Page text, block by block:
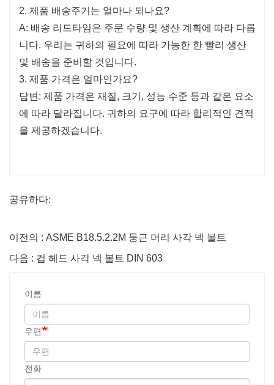
2. 제품 배송주기는 얼마나 되나요?
A: 배송 리드타임은 주문 수량 및 생산 계획에 따라 다릅
니다. 우리는 귀하의 필요에 따라 가능한 한 빨리 생산
및 배송을 준비할 것입니다.
3. 제품 가격은 얼마인가요?
답변: 제품 가격은 재질, 크기, 성능 수준 등과 같은 요소
에 따라 달라집니다. 귀하의 요구에 따라 합리적인 견적
을 제공하겠습니다.
공유하다:
이전의 : ASME B18.5.2.2M 둥근 머리 사각 넥 볼트
다음 : 컵 헤드 사각 넥 볼트 DIN 603
이름
우편
전화